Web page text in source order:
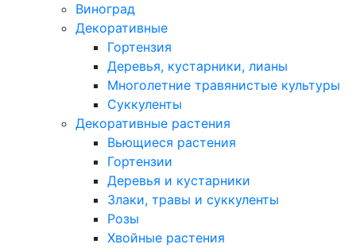
Виноград
Декоративные
Гортензия
Деревья, кустарники, лианы
Многолетние травянистые культуры
Суккуленты
Декоративные растения
Вьющиеся растения
Гортензии
Деревья и кустарники
Злаки, травы и суккуленты
Розы
Хвойные растения